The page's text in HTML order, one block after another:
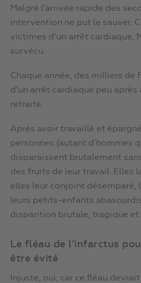
Malgré l’arrivée rapide des
intervention ne put le sauver.
victimes d’un arrêt cardiaque,
survécu.
Chaque année, des milliers de
d’un arrêt cardiaque peu
retraite.
Après avoir travaillé et
personnes (autant d’hommes
disparaissent brutalement
des fruits de leur travail. Elles
elles leur conjoint désemparé,
leurs petits-enfants
disparition brutale, tragique et
Le fléau de l’infarctus
être évité
Injuste, oui, car ce fléau